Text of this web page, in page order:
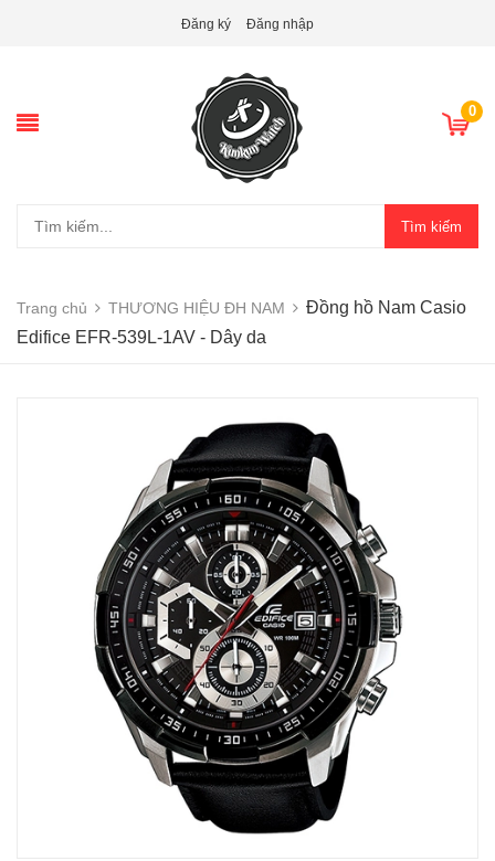
Đăng ký Đăng nhập
0
Tìm kiếm
Trang chủ THƯƠNG HIỆU ĐH NAM
Đồng hồ Nam Casio
Edifice EFR-539L-1AV - Dây da